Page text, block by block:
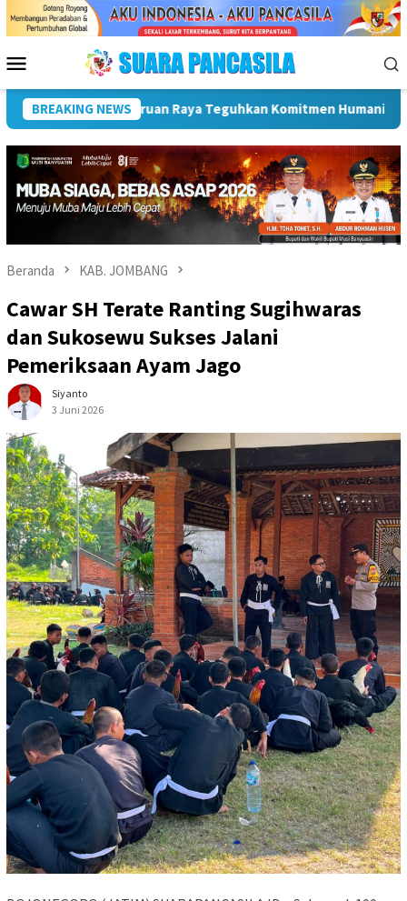
Menu
Mobile
BREAKING NEWS
Golkar Kota Malang Gelar Karya Bakti Sambut HUT ke-81 RI,
Beranda KAB. JOMBANG
Cawar SH Terate Ranting Sugihwaras
dan Sukosewu Sukses Jalani
Pemeriksaan Ayam Jago
Siyanto
3 Juni 2026